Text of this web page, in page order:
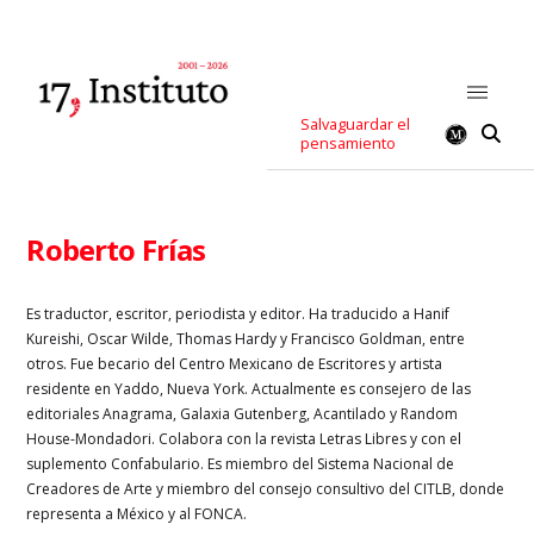
Salvaguardar el
pensamiento
Roberto Frías
Es traductor, escritor, periodista y editor. Ha traducido a Hanif
Kureishi, Oscar Wilde, Thomas Hardy y Francisco Goldman, entre
otros. Fue becario del Centro Mexicano de Escritores y artista
residente en Yaddo, Nueva York. Actualmente es consejero de las
editoriales Anagrama, Galaxia Gutenberg, Acantilado y Random
House-Mondadori. Colabora con la revista Letras Libres y con el
suplemento Confabulario. Es miembro del Sistema Nacional de
Creadores de Arte y miembro del consejo consultivo del CITLB, donde
representa a México y al FONCA.